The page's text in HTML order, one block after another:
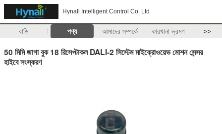
Hynall Intelligent Control Co. Ltd
বাড়ি পণ্য আমাদের সম্পর্কে কারখানা ভ্রমণ >>
50 মিমি জাগা বুক 18 রিসেপ্টাকল DALI-2 সিস্টেম মাইক্রোওয়েভ মোশন সেন্সর
হাইবে সংস্করণ